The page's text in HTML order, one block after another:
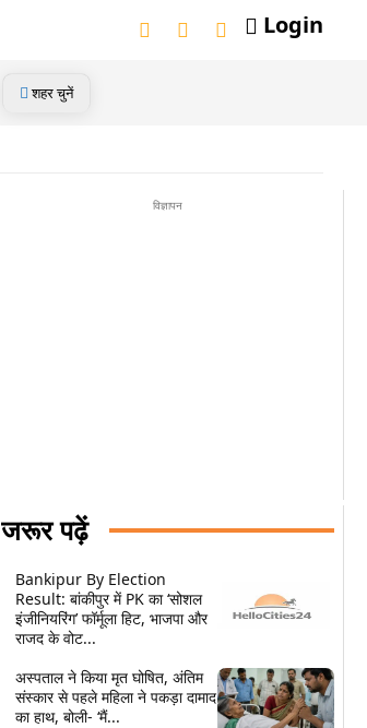
Login
शहर चुनें
विज्ञापन
जरूर पढ़ें
Bankipur By Election
Result: बांकीपुर में PK का ‘सोशल
इंजीनियरिंग’ फॉर्मूला हिट, भाजपा और
राजद के वोट...
अस्पताल ने किया मृत घोषित, अंतिम
संस्कार से पहले महिला ने पकड़ा दामाद
का हाथ, बोली- ‘मैं...